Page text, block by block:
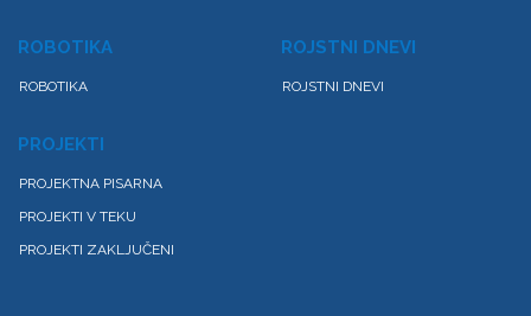
ROBOTIKA
ROBOTIKA
ROJSTNI DNEVI
ROJSTNI DNEVI
PROJEKTI
PROJEKTNA PISARNA
PROJEKTI V TEKU
PROJEKTI ZAKLJUČENI